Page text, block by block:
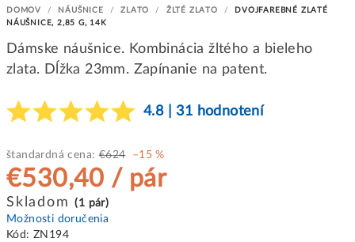
DOMOV / NÁUŠNICE / ZLATO / ŽLTÉ ZLATO /
DVOJFAREBNÉ ZLATÉ
NÁUŠNICE, 2,85 G, 14K
Dámske náušnice. Kombinácia žltého a bieleho
zlata. Dĺžka 23mm. Zapínanie na patent.
4.8 | 31 hodnotení
štandardná cena: €624 –15 %
€530,40 / pár
Jednotková
cena:
Skladom(1 pár)
Možnosti doručenia
Kód: ZN194